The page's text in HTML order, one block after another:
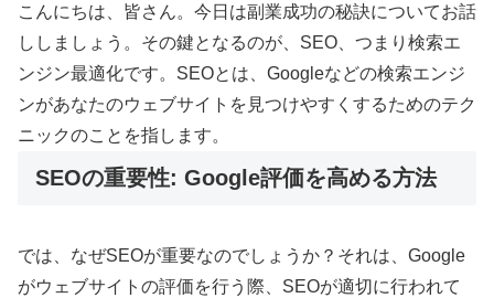
こんにちは、皆さん。今日は副業成功の秘訣についてお話
ししましょう。その鍵となるのが、SEO、つまり検索エ
ンジン最適化です。SEOとは、Googleなどの検索エンジ
ンがあなたのウェブサイトを見つけやすくするためのテク
ニックのことを指します。
SEOの重要性: Google評価を高める方法
では、なぜSEOが重要なのでしょうか？それは、Google
がウェブサイトの評価を行う際、SEOが適切に行われて